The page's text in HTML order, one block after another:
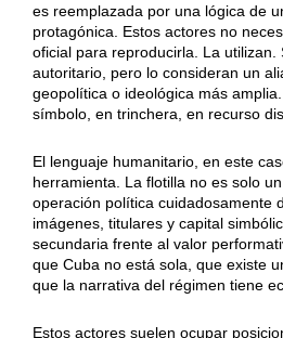
es reemplazada por una lógica de
protagónica. Estos actores no
oficial para reproducirla. La
autoritario, pero lo consideran un
geopolítica o ideológica más
símbolo, en trinchera, en recurso
El lenguaje humanitario, en este
herramienta. La flotilla no es solo
operación política cuidadosamente
imágenes, titulares y capital
secundaria frente al valor
que Cuba no está sola, que existe
que la narrativa del régimen tiene
Estos actores suelen ocupar